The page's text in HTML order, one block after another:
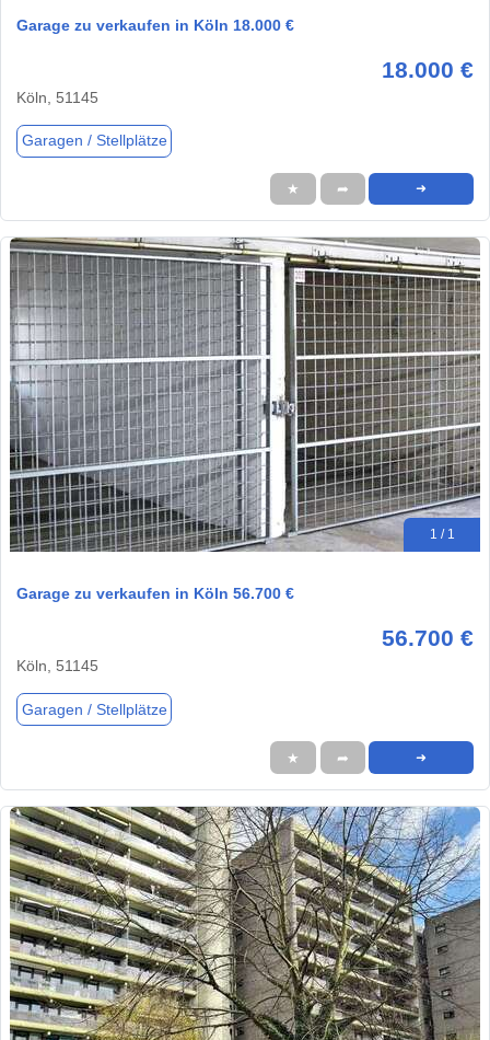
Garage zu verkaufen in Köln 18.000 €
18.000 €
Köln, 51145
Garagen / Stellplätze
★ ➦ ➜
1 / 1
Garage zu verkaufen in Köln 56.700 €
56.700 €
Köln, 51145
Garagen / Stellplätze
★ ➦ ➜